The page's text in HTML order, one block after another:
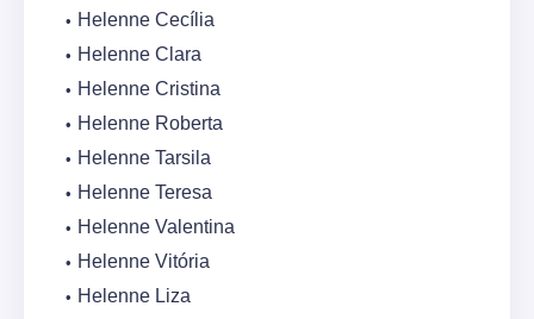
Helenne Cecília
Helenne Clara
Helenne Cristina
Helenne Roberta
Helenne Tarsila
Helenne Teresa
Helenne Valentina
Helenne Vitória
Helenne Liza